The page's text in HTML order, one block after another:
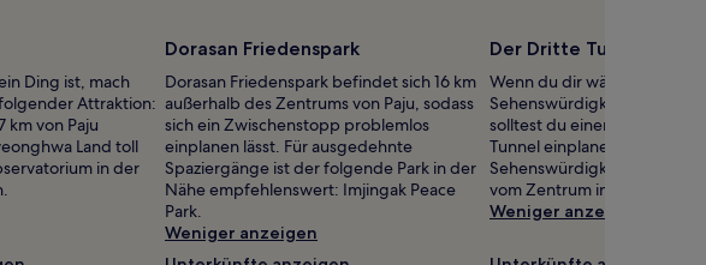
Ding ist, mach
Attraktion:
km von Paju
Land toll
in der
Dorasan Friedenspark
Dorasan Friedenspark befindet sich 16 km
außerhalb des Zentrums von Paju, sodass
sich ein Zwischenstopp problemlos
einplanen lässt. Für ausgedehnte
Spaziergänge ist der folgende Park in der
Nähe empfehlenswert: Imjingak Peace
Park.
Weniger anzeigen
Der Dritte Tunnel
Wenn du dir während
Sehenswürdigkeiten
solltest du einen Abstecher
Tunnel einplanen – nur eine
Sehenswürdigkeiten vor
vom Zentrum in Paju
Weniger anzeigen